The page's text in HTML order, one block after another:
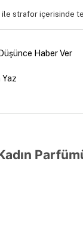
ile strafor içerisinde
Haber Ver
Yaz